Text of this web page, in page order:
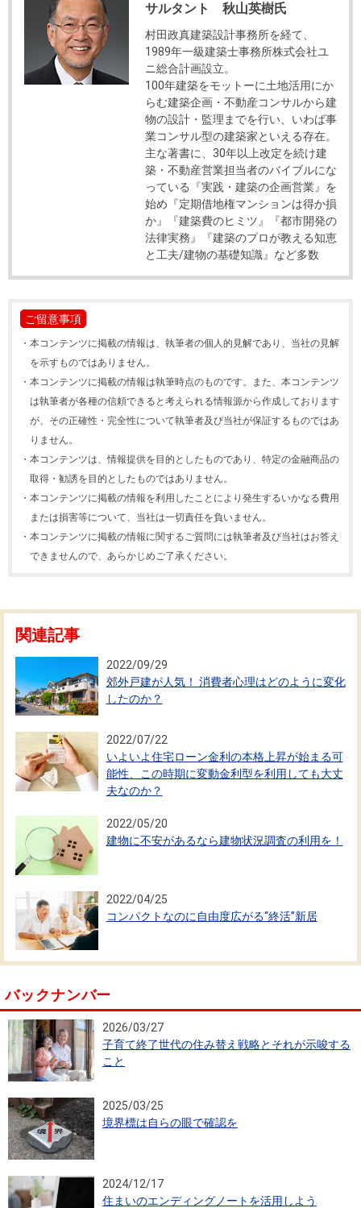
サルタント 秋山英樹氏
村田政真建築設計事務所を経て、
1989年一級建築士事務所株式会社ユ
ニ総合計画設立。
100年建築をモットーに土地活用にか
らむ建築企画・不動産コンサルから建
物の設計・監理までを行い、いわば事
業コンサル型の建築家といえる存在。
主な著書に、30年以上改定を続け建
築・不動産営業担当者のバイブルにな
っている『実践・建築の企画営業』を
始め『定期借地権マンションは得か損
か』『建築費のヒミツ』『都市開発の
法律実務』『建築のプロが教える知恵
と工夫/建物の基礎知識』など多数
ご留意事項
・ 本コンテンツに掲載の情報は、執筆者の個人的見解であり、当社の見解
を示すものではありません。
・ 本コンテンツに掲載の情報は執筆時点のものです。また、本コンテンツ
は執筆者が各種の信頼できると考えられる情報源から作成しております
が、その正確性・完全性について執筆者及び当社が保証するものではあ
りません。
・ 本コンテンツは、情報提供を目的としたものであり、特定の金融商品の
取得・勧誘を目的としたものではありません。
・ 本コンテンツに掲載の情報を利用したことにより発生するいかなる費用
または損害等について、当社は一切責任を負いません。
・ 本コンテンツに掲載の情報に関するご質問には執筆者及び当社はお答え
できませんので、あらかじめご了承ください。
関連記事
2022/09/29
郊外戸建が人気！ 消費者心理はどのように変化
したのか？
2022/07/22
いよいよ住宅ローン金利の本格上昇が始まる可
能性、この時期に変動金利型を利用しても大丈
夫なのか？
2022/05/20
建物に不安があるなら建物状況調査の利用を！
2022/04/25
コンパクトなのに自由度広がる“終活”新居
バックナンバー
2026/03/27
子育て終了世代の住み替え戦略とそれが示唆する
こと
2025/03/25
境界標は自らの眼で確認を
2024/12/17
住まいのエンディングノートを活用しよう